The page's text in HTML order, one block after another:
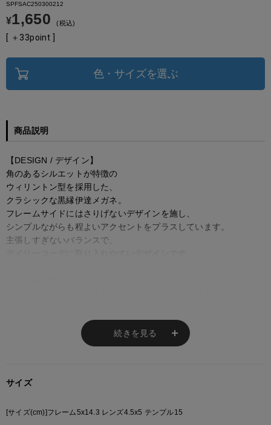
SPFSAC250300212
¥1,650 税込
[ ＋ 33point ]
色・サイズを選ぶ
商品説明
【DESIGN / デザイン】
角のあるシルエットが特徴の
ウィリントン型を採用した、
クラシックな黒縁伊達メガネ。
フレームサイドにはさりげないデザインを施し、
シンプルながらも程よいアクセントをプラスしています。
主張しすぎないバランスで、
・サイドデザインがさりげないアクセントに
・ユニセックスで使いやすく、幅広いコーデに対応
・初めての伊達メガネにも取り入れやすいデザイン
※ご注意
す。
続きを見る
サイズ
[サイズ(cm)]フレーム5x14.3 レンズ4.5x5 テンプル15